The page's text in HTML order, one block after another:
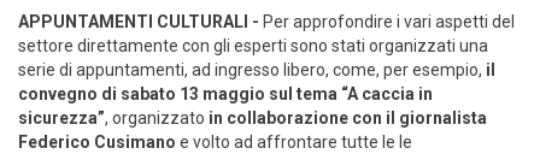
APPUNTAMENTI CULTURALI - Per approfondire i vari aspetti del
settore direttamente con gli esperti sono stati organizzati una
serie di appuntamenti, ad ingresso libero, come, per esempio, il
convegno di sabato 13 maggio sul tema “A caccia in
sicurezza”, organizzato in collaborazione con il giornalista
Federico Cusimano e volto ad affrontare tutte le le